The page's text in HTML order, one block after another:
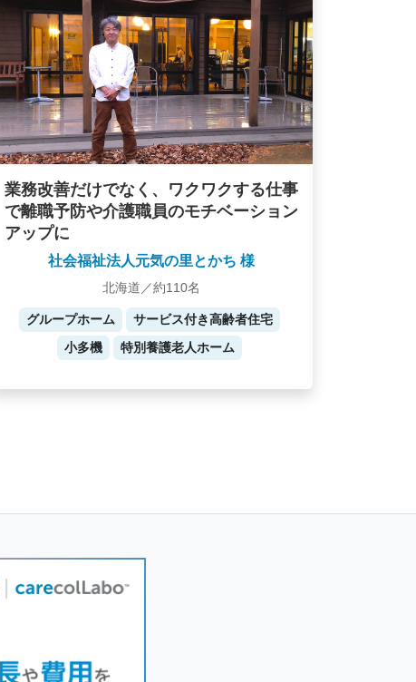
業務改善だけでなく、ワクワクする仕事
で離職予防や介護職員のモチベーション
アップに
社会福祉法人元気の里とかち 様
北海道／約110名
グループホーム
サービス付き高齢者住宅
小多機
特別養護老人ホーム